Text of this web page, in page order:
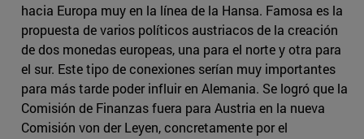
hacia Europa muy en la línea de la Hansa. Famosa es la
propuesta de varios políticos austriacos de la creación
de dos monedas europeas, una para el norte y otra para
el sur. Este tipo de conexiones serían muy importantes
para más tarde poder influir en Alemania. Se logró que la
Comisión de Finanzas fuera para Austria en la nueva
Comisión von der Leyen, concretamente por el